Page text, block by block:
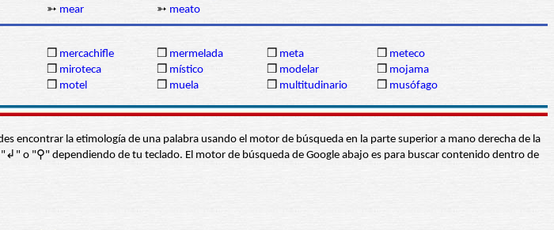
➳ mear ➳ meato
❒ mercachifle ❒ mermelada ❒ meta ❒ meteco
❒ miroteca ❒ místico ❒ modelar ❒ mojama
❒ motel ❒ muela ❒ multitudinario ❒ musófago
encontrar la etimología de una palabra usando el motor de búsqueda en la parte superior a mano derecha de la
o "⚲" dependiendo de tu teclado. El motor de búsqueda de Google abajo es para buscar contenido dentro de